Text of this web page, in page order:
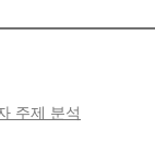
주제 분석